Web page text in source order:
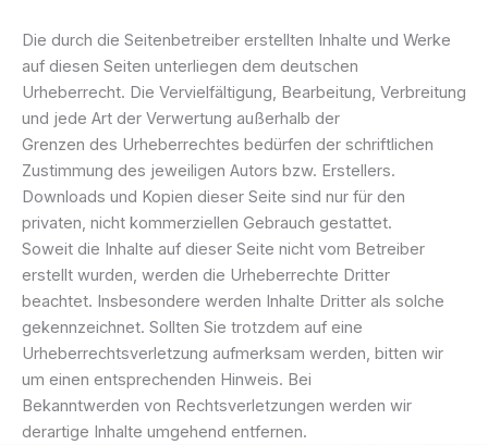
Die durch die Seitenbetreiber erstellten Inhalte und Werke
auf diesen Seiten unterliegen dem deutschen
Urheberrecht. Die Vervielfältigung, Bearbeitung, Verbreitung
und jede Art der Verwertung außerhalb der
Grenzen des Urheberrechtes bedürfen der schriftlichen
Zustimmung des jeweiligen Autors bzw. Erstellers.
Downloads und Kopien dieser Seite sind nur für den
privaten, nicht kommerziellen Gebrauch gestattet.
Soweit die Inhalte auf dieser Seite nicht vom Betreiber
erstellt wurden, werden die Urheberrechte Dritter
beachtet. Insbesondere werden Inhalte Dritter als solche
gekennzeichnet. Sollten Sie trotzdem auf eine
Urheberrechtsverletzung aufmerksam werden, bitten wir
um einen entsprechenden Hinweis. Bei
Bekanntwerden von Rechtsverletzungen werden wir
derartige Inhalte umgehend entfernen.